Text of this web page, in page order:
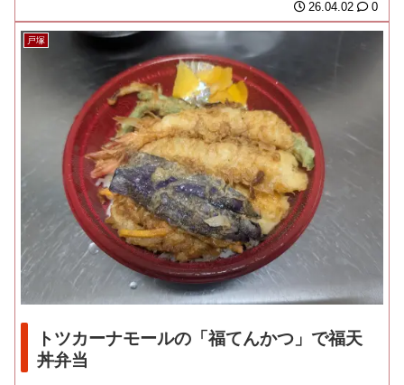
26.04.02 0
戸塚
トツカーナモールの「福てんかつ」で福天
丼弁当